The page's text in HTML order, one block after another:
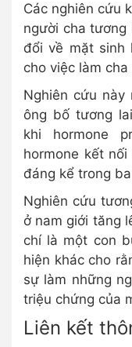
Các nghiên cứu
người cha
đổi về mặt sinh
cho việc làm cha
Nghiên cứu này
ông bố tương
khi hormone
hormone kết
đáng kể trong
Nghiên cứu
ở nam giới tăng
chí là một con
hiện khác cho
sự làm những
triệu chứng của
Liên kết